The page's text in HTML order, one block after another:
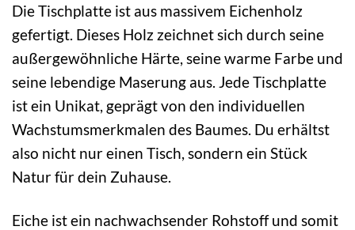
Die Tischplatte ist aus massivem Eichenholz
gefertigt. Dieses Holz zeichnet sich durch seine
außergewöhnliche Härte, seine warme Farbe und
seine lebendige Maserung aus. Jede Tischplatte
ist ein Unikat, geprägt von den individuellen
Wachstumsmerkmalen des Baumes. Du erhältst
also nicht nur einen Tisch, sondern ein Stück
Natur für dein Zuhause.
Eiche ist ein nachwachsender Rohstoff und somit